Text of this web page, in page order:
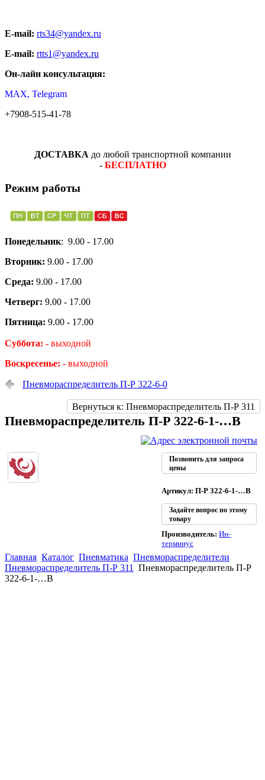
E-mail: rts34@yandex.ru
E-mail: rtts1@yandex.ru
Он-лайн консультация:
MAX, Telegram
+7908-515-41-78
ДОСТАВКА до любой транспортной компании
- БЕСПЛАТНО
Режим работы
Понедельник: 9.00 - 17.00
Вторник: 9.00 - 17.00
Среда: 9.00 - 17.00
Четверг: 9.00 - 17.00
Пятница: 9.00 - 17.00
Суббота: - выходной
Воскресенье: - выходной
Пневмораспределитель П-Р 322-6-0
Вернуться к: Пневмораспределитель П-Р 311
Пневмораспределитель П-Р 322-6-1-…В
Позвонить для запроса
цены
Артикул: П-Р 322-6-1-…В
Задайте вопрос по этому
товару
Производитель:Ин-
терминус
Главная Каталог Пневматика Пневмораспределители
Пневмораспределитель П-Р 311
Пневмораспределитель П-Р
322-6-1-…В